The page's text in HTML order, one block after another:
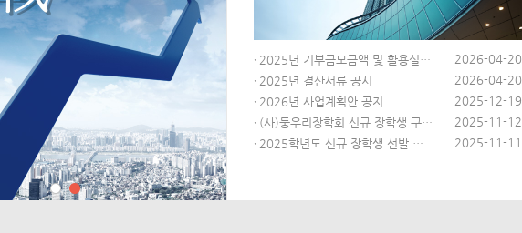
2025년 기부금모금액 및 활용실…
2026-04-20
2025년 결산서류 공시
2026-04-20
2026년 사업계획안 공지
2025-12-19
(사)둥우리장학회 신규 장학생 구…
2025-11-12
2025학년도 신규 장학생 선발 …
2025-11-11